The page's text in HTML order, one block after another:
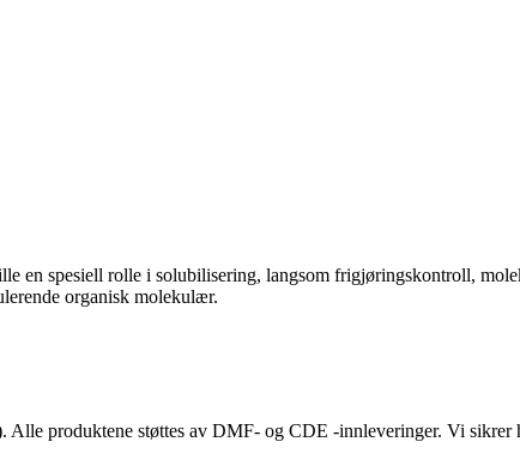
en spesiell rolle i solubilisering, langsom frigjøringskontroll,
organisk molekulær.
produktene støttes av DMF- og CDE -innleveringer. Vi sikrer